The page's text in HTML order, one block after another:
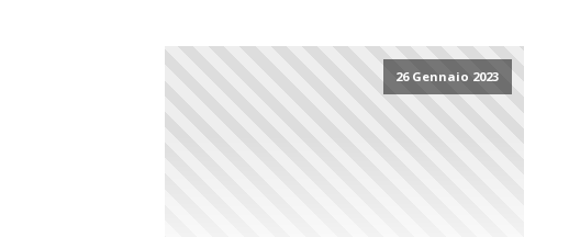
26 Gennaio 2023